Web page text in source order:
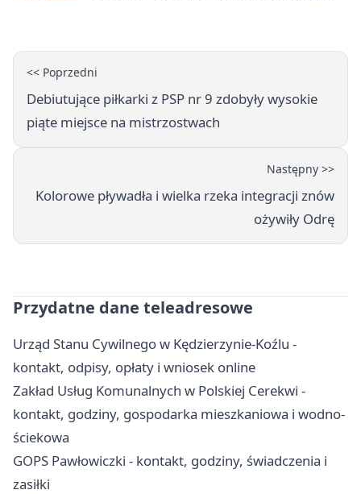
<< Poprzedni
Debiutujące piłkarki z PSP nr 9 zdobyły wysokie
piąte miejsce na mistrzostwach
Następny >>
Kolorowe pływadła i wielka rzeka integracji znów
ożywiły Odrę
Przydatne dane teleadresowe
Urząd Stanu Cywilnego w Kędzierzynie-Koźlu -
kontakt, odpisy, opłaty i wniosek online
Zakład Usług Komunalnych w Polskiej Cerekwi -
kontakt, godziny, gospodarka mieszkaniowa i wodno-
ściekowa
GOPS Pawłowiczki - kontakt, godziny, świadczenia i
zasiłki